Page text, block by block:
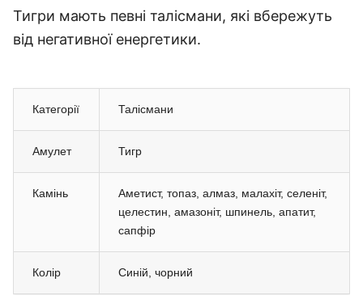
Тигри мають певні талісмани, які вбережуть
від негативної енергетики.
Категорії Талісмани
Амулет Тигр
Камінь
Аметист, топаз, алмаз, малахіт, селеніт,
целестин, амазоніт, шпинель, апатит,
сапфір
Колір Синій, чорний